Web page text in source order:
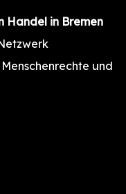
Handel in Bremen
und